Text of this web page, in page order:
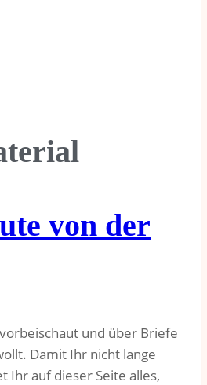
von der
und über Briefe
Damit Ihr nicht lange
Ihr auf dieser Seite alles,